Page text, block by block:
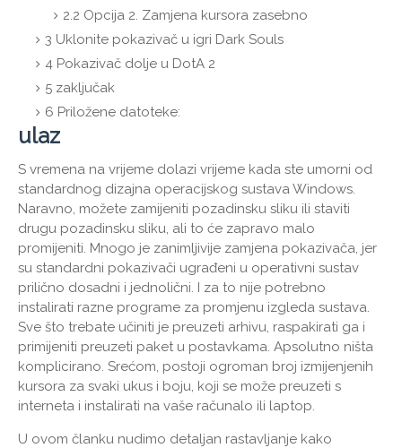
2.2 Opcija 2. Zamjena kursora zasebno
3 Uklonite pokazivač u igri Dark Souls
4 Pokazivač dolje u DotA 2
5 zaključak
6 Priložene datoteke:
ulaz
S vremena na vrijeme dolazi vrijeme kada ste umorni od
standardnog dizajna operacijskog sustava Windows.
Naravno, možete zamijeniti pozadinsku sliku ili staviti
drugu pozadinsku sliku, ali to će zapravo malo
promijeniti. Mnogo je zanimljivije zamjena pokazivača, jer
su standardni pokazivači ugrađeni u operativni sustav
prilično dosadni i jednolični. I za to nije potrebno
instalirati razne programe za promjenu izgleda sustava.
Sve što trebate učiniti je preuzeti arhivu, raspakirati ga i
primijeniti preuzeti paket u postavkama. Apsolutno ništa
komplicirano. Srećom, postoji ogroman broj izmijenjenih
kursora za svaki ukus i boju, koji se može preuzeti s
interneta i instalirati na vaše računalo ili laptop.
U ovom članku nudimo detaljan rastavljanje kako